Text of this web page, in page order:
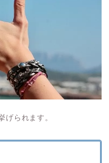
げられます。